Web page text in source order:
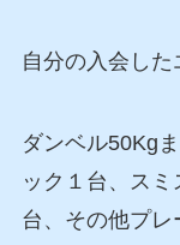
自分の入会し
ダンベル50Kg
ック１台、ス
台、その他プ